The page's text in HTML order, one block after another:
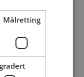
Kvinne
Målretting